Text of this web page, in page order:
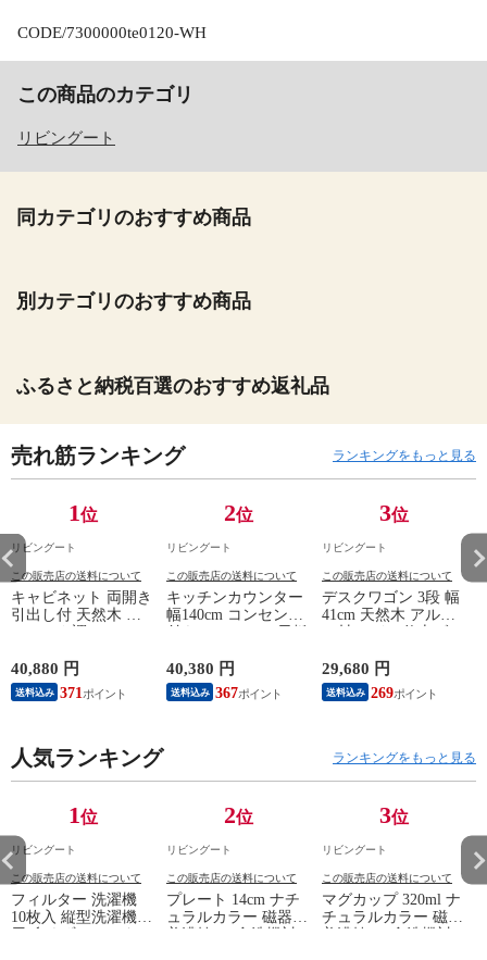
CODE/7300000te0120-WH
この商品のカテゴリ
リビングート
同カテゴリのおすすめ商品
別カテゴリのおすすめ商品
ふるさと納税百選のおすすめ返礼品
売れ筋ランキング ランキングをもっと見る
1位
リビングート
この販売店の送料について
キャビネット 両開き
引出し付 天然木 エ
収納 食器棚 収納 キ
ッチン 飾り棚 完成
品 キッチンキャビネ
れ ）
40,880 円
送料込み 371
2位
リビングート
この販売店の送料について
キッチンカウンター
幅140cm コンセント
ー 作業台 家電ラッ
ク 収納 可動棚 お掃
除ロボット対応 食器
40,380 円
送料込み 367
3位
リビングート
この販売店の送料について
デスクワゴン 3段 幅
41cm 天然木 アルダ
ワゴン 袖机 収納 キ
ャスター付き ワゴン
脇机 シンプル デス
し 小物収納 木製 木
29,680 円
送料込み 269
人気ランキング ランキングをもっと見る
1位
リビングート
この販売店の送料について
フィルター 洗濯機
10枚入 縦型洗濯機専
2位
リビングート
この販売店の送料について
プレート 14cm ナチ
ュラルカラー 磁器
3位
リビングート
この販売店の送料について
マグカップ 320ml ナ
チュラルカラー 磁器